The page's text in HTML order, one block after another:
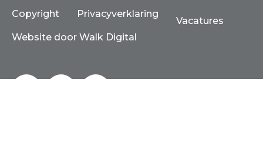
Copyright Privacyverklaring
Vacatures
Website door Walk Digital